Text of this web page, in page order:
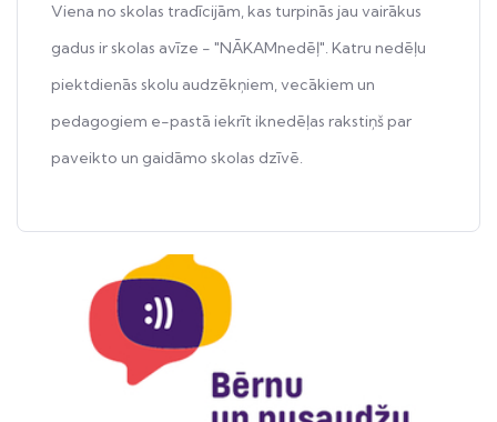
Viena no skolas tradīcijām, kas turpinās jau vairākus
gadus ir skolas avīze - "NĀKAMnedēļ". Katru nedēļu
piektdienās skolu audzēkņiem, vecākiem un
pedagogiem e-pastā iekrīt iknedēļas rakstiņš par
paveikto un gaidāmo skolas dzīvē.